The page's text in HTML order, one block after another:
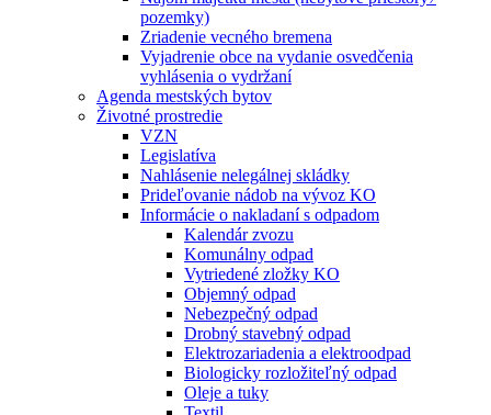
pozemky)
Zriadenie vecného bremena
Vyjadrenie obce na vydanie osvedčenia
vyhlásenia o vydržaní
Agenda mestských bytov
Životné prostredie
VZN
Legislatíva
Nahlásenie nelegálnej skládky
Prideľovanie nádob na vývoz KO
Informácie o nakladaní s odpadom
Kalendár zvozu
Komunálny odpad
Vytriedené zložky KO
Objemný odpad
Nebezpečný odpad
Drobný stavebný odpad
Elektrozariadenia a elektroodpad
Biologicky rozložiteľný odpad
Oleje a tuky